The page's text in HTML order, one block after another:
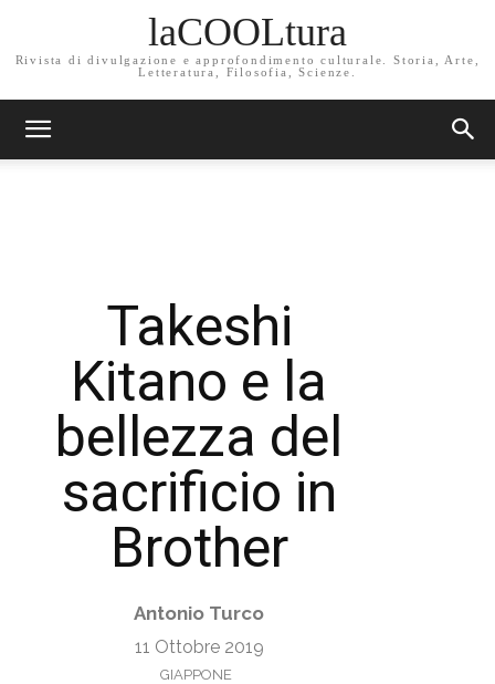
laCOOLtura
Rivista di divulgazione e approfondimento culturale. Storia, Arte,
Letteratura, Filosofia, Scienze.
Takeshi
Kitano e la
bellezza del
sacrificio in
Brother
Antonio Turco
11 Ottobre 2019
GIAPPONE